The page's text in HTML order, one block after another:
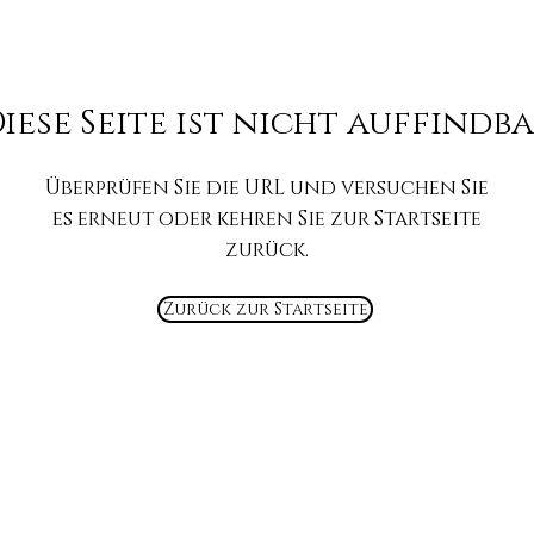
Seite ist nicht
Überprüfen Sie die URL und versuchen Sie
es erneut oder kehren Sie zur Startseite
zurück.
Zurück zur Startseite